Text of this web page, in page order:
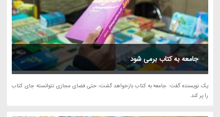
جامعه به کتاب برمی شود
یک نویسنده گفت: جامعه به کتاب بازخواهد گشت؛ حتی فضای مجازی نتوانسته جای کتاب
را پر کند.